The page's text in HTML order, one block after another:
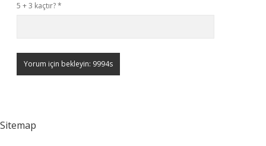
5 + 3 kaçtır?*
Sitemap